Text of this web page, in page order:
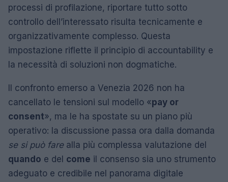
processi di profilazione, riportare tutto sotto
controllo dell’interessato risulta tecnicamente e
organizzativamente complesso. Questa
impostazione riflette il principio di accountability e
la necessità di soluzioni non dogmatiche.
Il confronto emerso a Venezia 2026 non ha
cancellato le tensioni sul modello «pay or
consent», ma le ha spostate su un piano più
operativo: la discussione passa ora dalla domanda
se si può farealla più complessa valutazione del
quando e del come il consenso sia uno strumento
adeguato e credibile nel panorama digitale